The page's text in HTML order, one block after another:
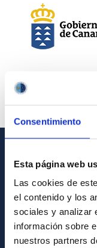
Consentimiento
Esta página web
Las cookies de
el contenido y los
sociales y analizar
información sobre
nuestros partners
INFORMACIÓN GENERAL
Contacto
Cómo llegar al IAC
Directorio de